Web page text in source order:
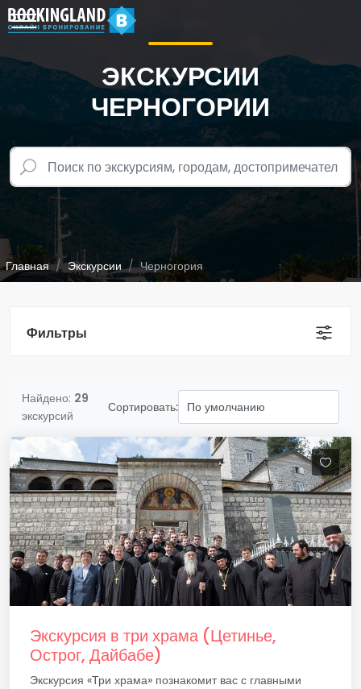
ЭКСКУРСИИ
ЧЕРНОГОРИИ
Главная Экскурсии Черногория
Фильтры
Найдено: 29
экскурсий
Сортировать:
Экскурсия в три храма (Цетинье,
Острог, Дайбабе)
Экскурсия «Три храма» познакомит вас с главными